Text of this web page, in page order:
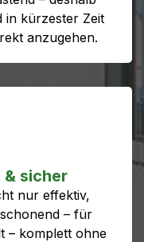
in kürzester Zeit
anzugehen.
sicher
nur effektiv,
– für
– komplett ohne